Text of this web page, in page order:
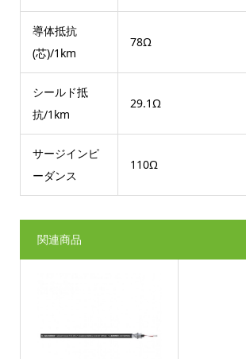
導体抵抗
(芯)/1km
78Ω
シールド抵
抗/1km
29.1Ω
サージインピ
ーダンス
110Ω
関連商品